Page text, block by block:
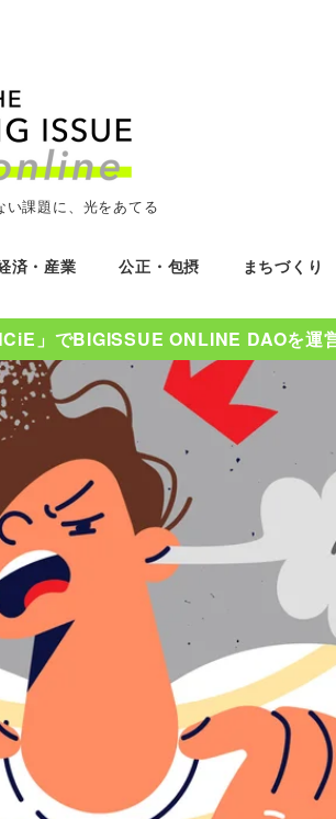
い課題に、光をあてる
済・産業 公正・包摂 まちづくり
」でBIGISSUE ONLINE DAOを運